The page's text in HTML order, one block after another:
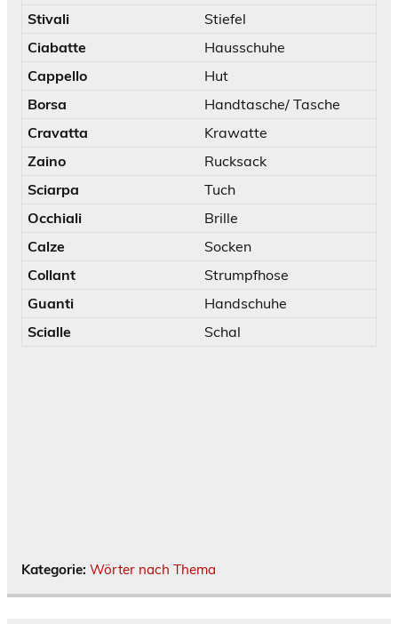
Stivali
Stiefel
Ciabatte
Hausschuhe
Cappello
Hut
Borsa
Handtasche/ Tasche
Cravatta
Krawatte
Zaino
Rucksack
Sciarpa
Tuch
Occhiali
Brille
Calze
Socken
Collant
Strumpfhose
Guanti
Handschuhe
Scialle
Schal
Kategorie: Wörter nach Thema